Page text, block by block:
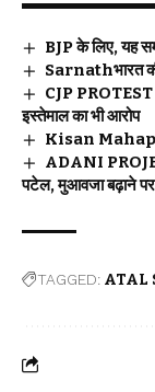
BJP के लिए, यह
Sarnathभारत की
CJP PROTEST
इस्तेमाल का भी आरोप
Kisan
ADANI
पटेल, मुआवजा बढ़ाने पर
TAGGED: ATAL